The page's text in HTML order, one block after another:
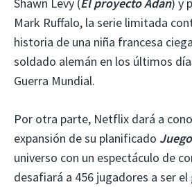
Shawn Levy (El proyecto Adán) y
Mark Ruffalo, la serie limitada
historia de una niña francesa
soldado alemán en los últimos
Guerra Mundial.
Por otra parte, Netflix dará a
expansión de su planificado
universo con un espectáculo de
desafiará a 456 jugadores a ser